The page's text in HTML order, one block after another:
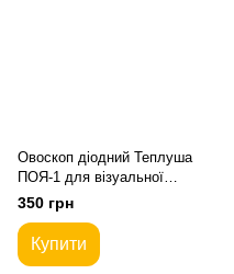
Овоскоп діодний Теплуша
ПОЯ-1 для візуальної
перевірки яєць
350 грн
Купити